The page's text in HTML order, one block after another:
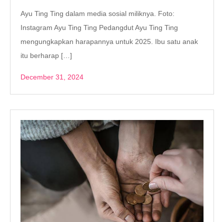
Ayu Ting Ting dalam media sosial miliknya. Foto:
Instagram Ayu Ting Ting Pedangdut Ayu Ting Ting
mengungkapkan harapannya untuk 2025. Ibu satu anak
itu berharap […]
December 31, 2024